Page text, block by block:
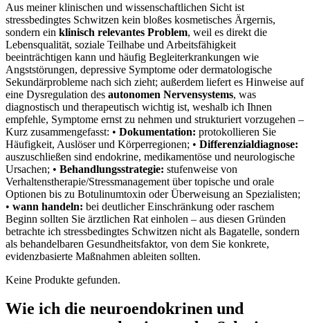
Aus meiner klinischen und wissenschaftlichen Sicht ist
stressbedingtes Schwitzen kein bloßes kosmetisches Ärgernis,⁢
sondern ein klinisch ​relevantes​ Problem, ⁤weil es direkt die
Lebensqualität, soziale Teilhabe und Arbeitsfähigkeit
beeinträchtigen kann und häufig Begleiterkrankungen wie
⁢Angststörungen, depressive⁣ Symptome oder‍ dermatologische
Sekundärprobleme nach sich zieht; außerdem ‍liefert es Hinweise auf
eine Dysregulation des autonomen Nervensystems,‌ was
diagnostisch und therapeutisch wichtig ist, weshalb ‍ich Ihnen
empfehle, Symptome ernst zu nehmen und⁣ strukturiert vorzugehen –
Kurz zusammengefasst: • Dokumentation: protokollieren Sie
Häufigkeit, Auslöser und Körperregionen; • Differenzialdiagnose:
auszuschließen sind‌ endokrine, medikamentöse ​und neurologische
Ursachen; • Behandlungsstrategie: stufenweise von
Verhaltenstherapie/Stressmanagement über topische und⁢ orale
Optionen bis zu Botulinumtoxin oder Überweisung an Spezialisten;
• wann handeln: bei deutlicher Einschränkung oder raschem
Beginn sollten Sie‍ ärztlichen Rat einholen – aus diesen Gründen
betrachte ich⁢ stressbedingtes Schwitzen ‌nicht als Bagatelle, sondern
als⁤ behandelbaren‍ Gesundheitsfaktor, von dem Sie konkrete,
evidenzbasierte Maßnahmen ableiten sollten.
Keine Produkte gefunden.
Wie ich die neuroendokrinen und